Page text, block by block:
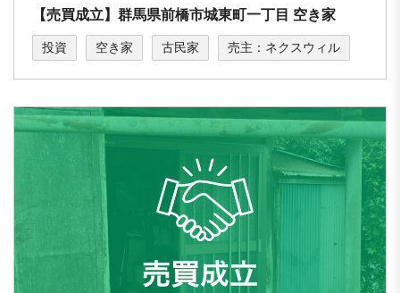
【売買成立】群馬県前橋市城東町一丁目 空き家
投資 空き家 古民家 売主：ネクスウィル